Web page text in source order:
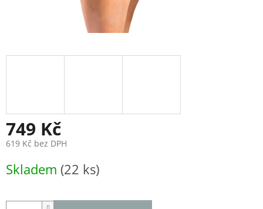
749 Kč
619 Kč bez DPH
cena:
Skladem (22 ks)